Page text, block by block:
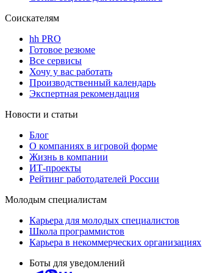
Соискателям
hh PRO
Готовое резюме
Все сервисы
Хочу у вас работать
Производственный календарь
Экспертная рекомендация
Новости и статьи
Блог
О компаниях в игровой форме
Жизнь в компании
ИТ-проекты
Рейтинг работодателей России
Молодым специалистам
Карьера для молодых специалистов
Школа программистов
Карьера в некоммерческих организациях
Боты для уведомлений